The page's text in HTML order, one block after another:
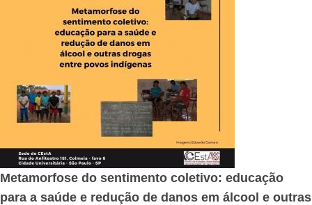
Metamorfose do sentimento coletivo: educação
para a saúde e redução de danos em álcool e outras